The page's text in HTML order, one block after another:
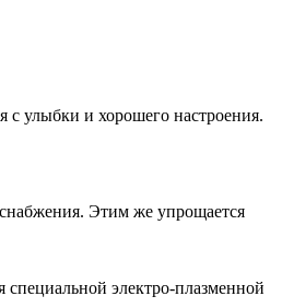
с улыбки и хорошего настроения.
Этим же упрощается
электро-плазменной